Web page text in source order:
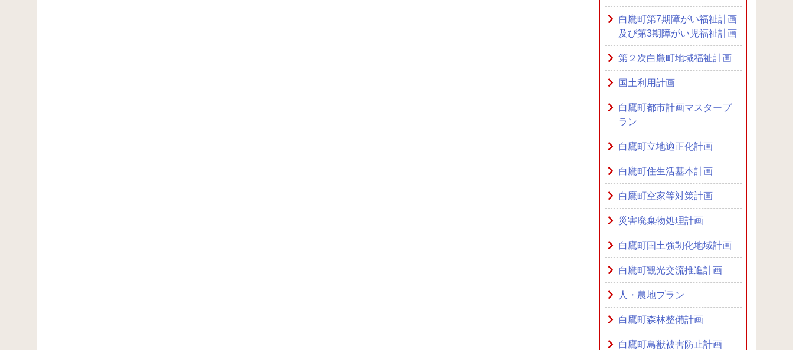
白鷹町第7期障がい福祉計画
及び第3期障がい児福祉計画
第２次白鷹町地域福祉計画
国土利用計画
白鷹町都市計画マスタープ
ラン
白鷹町立地適正化計画
白鷹町住生活基本計画
白鷹町空家等対策計画
災害廃棄物処理計画
白鷹町国土強靭化地域計画
白鷹町観光交流推進計画
人・農地プラン
白鷹町森林整備計画
白鷹町鳥獣被害防止計画